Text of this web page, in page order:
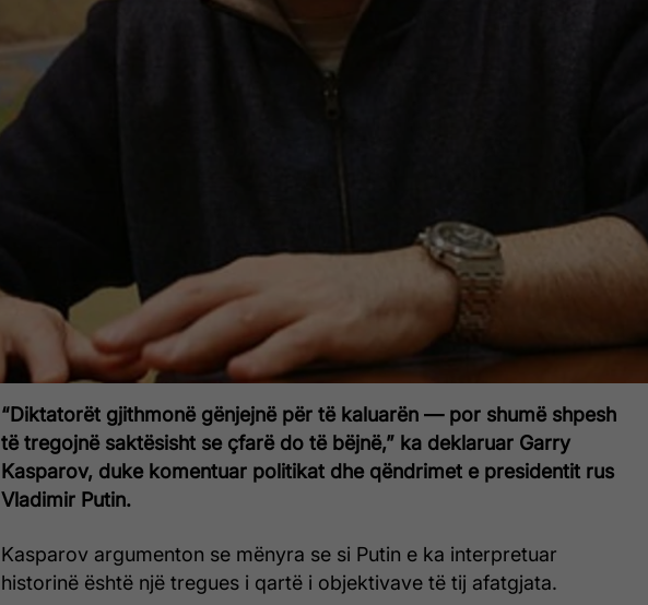
“Diktatorët gjithmonë gënjejnë për të kaluarën — por shumë shpesh
të tregojnë saktësisht se çfarë do të bëjnë,” ka deklaruar Garry
Kasparov, duke komentuar politikat dhe qëndrimet e presidentit rus
Vladimir Putin.
Kasparov argumenton se mënyra se si Putin e ka interpretuar
historinë është një tregues i qartë i objektivave të tij afatgjata.